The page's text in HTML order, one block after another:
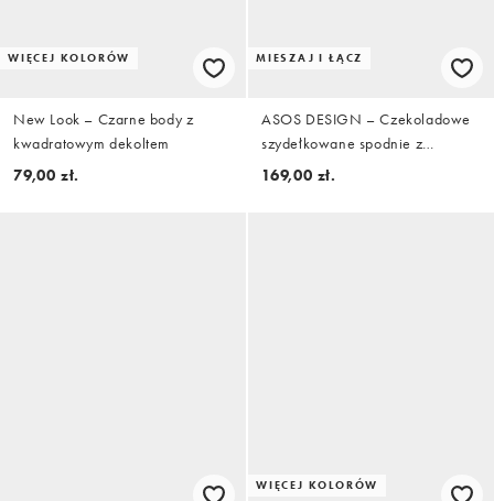
WIĘCEJ KOLORÓW
New Look – Czarne body z
kwadratowym dekoltem
79,00 zł.
MIESZAJ I ŁĄCZ
ASOS DESIGN – Czekoladowe
szydełkowane spodnie z
rozszerzanymi nogawkami z
169,00 zł.
WIĘCEJ KOLORÓW